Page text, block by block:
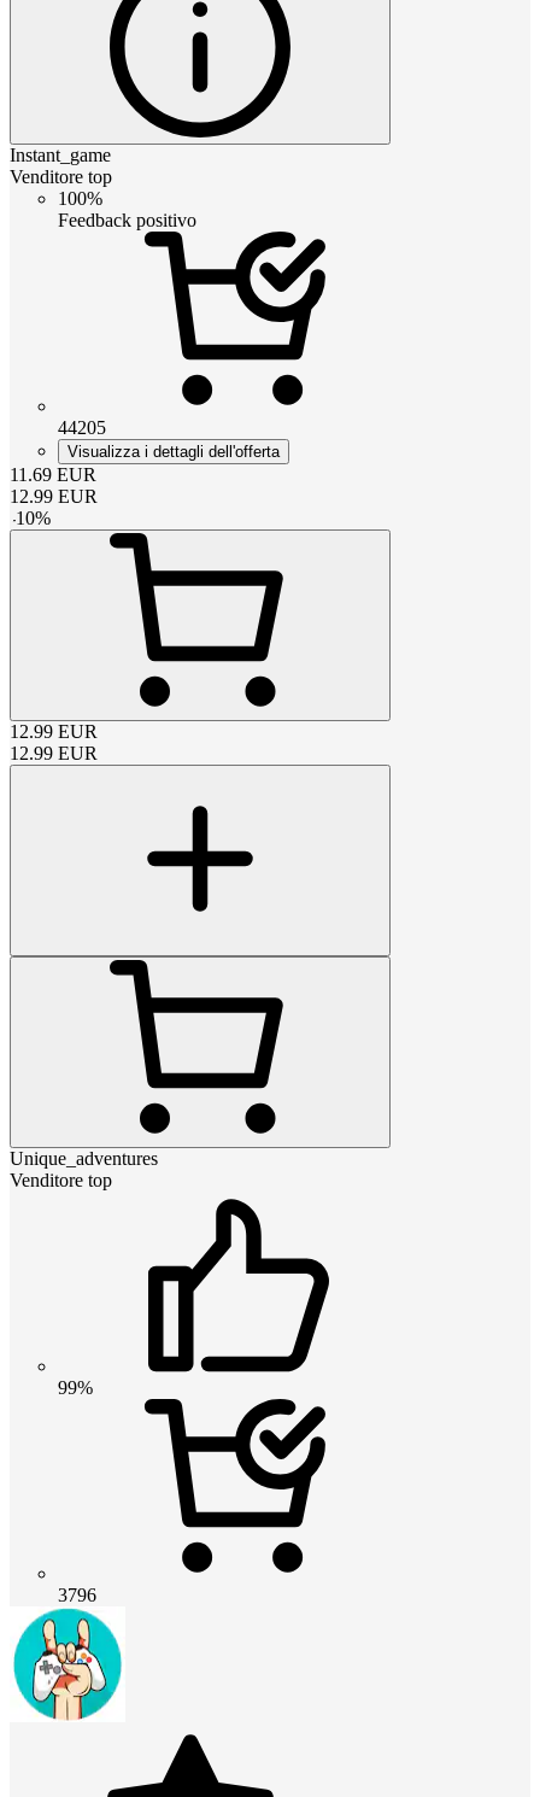
Instant_game
Venditore top
100%
Feedback positivo
44205
Visualizza i dettagli dell'offerta
11.69 EUR
12.99 EUR
-10%
12.99 EUR
12.99 EUR
Unique_adventures
Venditore top
99%
3796